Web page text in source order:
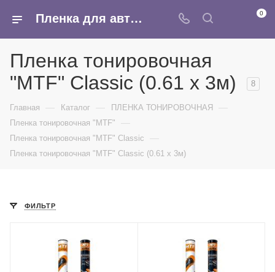
Пленка для автомобиля тонировочная MTF Classic - купить оптом в Москве в интернет-магазине Армина 0
Пленка тонировочная
"MTF" Classic (0.61 x 3м)
8
Главная — Каталог — ПЛЕНКА ТОНИРОВОЧНАЯ —
Пленка тонировочная "MTF" —
Пленка тонировочная "MTF" Classic —
Пленка тонировочная "MTF" Classic (0.61 x 3м)
ФИЛЬТР